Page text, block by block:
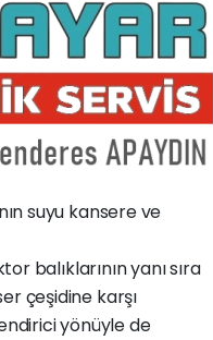
suyu kansere ve
balıklarının yanı sıra
çeşidine karşı
yönüyle de